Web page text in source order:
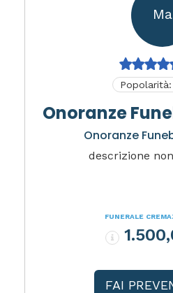
Ma
Popolarità:
Onoranze
Onoranze
descrizione
FUNERALE
FAI